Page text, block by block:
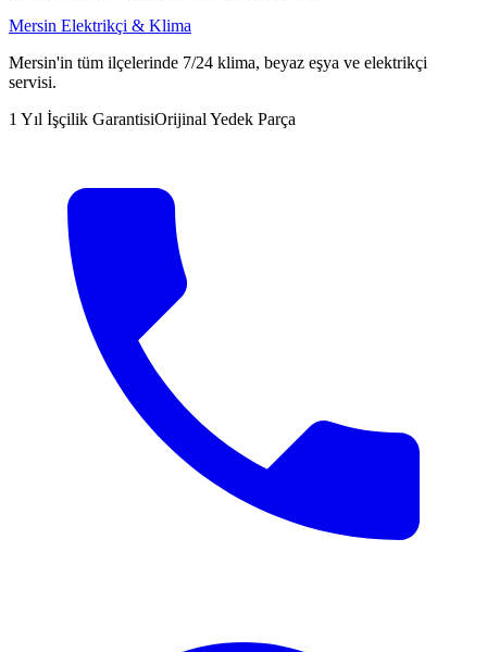
Mersin Elektrikçi & Klima
Mersin'in tüm ilçelerinde 7/24 klima, beyaz eşya ve elektrikçi
servisi.
1 Yıl İşçilik GarantisiOrijinal Yedek Parça